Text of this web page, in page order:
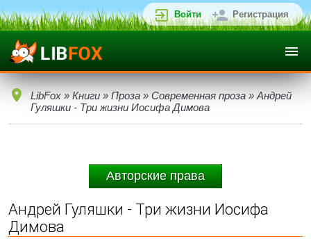
Войти Регистрация
LibFox » Книги » Проза » Современная проза » Андрей
Гуляшки - Три жизни Иосифа Димова
Авторские права
Андрей Гуляшки - Три жизни Иосифа
Димова